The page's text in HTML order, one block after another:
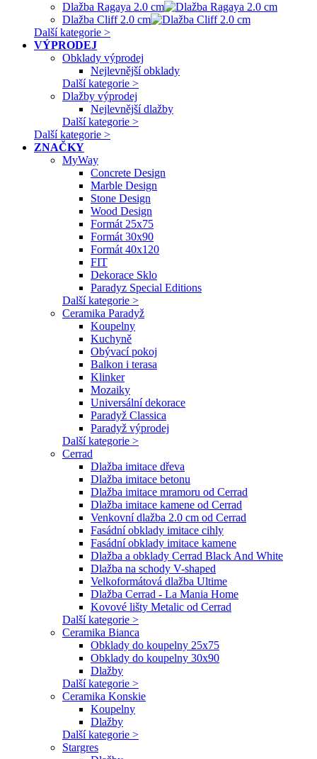
Dlažba Ragaya 2.0 cm
Dlažba Cliff 2.0 cm
Další kategorie >
VÝPRODEJ
Obklady výprodej
Nejlevnější obklady
Další kategorie >
Dlažby výprodej
Nejlevnější dlažby
Další kategorie >
Další kategorie >
ZNAČKY
MyWay
Concrete Design
Marble Design
Stone Design
Wood Design
Formát 25x75
Formát 30x90
Formát 40x120
FIT
Dekorace Sklo
Paradyz Special Editions
Další kategorie >
Ceramika Paradyž
Koupelny
Kuchyně
Obývací pokoj
Balkon i terasa
Klinker
Mozaiky
Universální dekorace
Paradyž Classica
Paradyž výprodej
Další kategorie >
Cerrad
Dlažba imitace dřeva
Dlažba imitace betonu
Dlažba imitace mramoru od Cerrad
Dlažba imitace kamene od Cerrad
Venkovní dlažba 2.0 cm od Cerrad
Fasádní obklady imitace cihly
Fasádní obklady imitace kamene
Dlažba a obklady Cerrad Black And White
Dlažba na schody V-shaped
Velkoformátová dlažba Ultime
Dlažba Cerrad - La Mania Home
Kovové lišty Metalic od Cerrad
Další kategorie >
Ceramika Bianca
Obklady do koupelny 25x75
Obklady do koupelny 30x90
Dlažby
Další kategorie >
Ceramika Konskie
Koupelny
Dlažby
Další kategorie >
Stargres